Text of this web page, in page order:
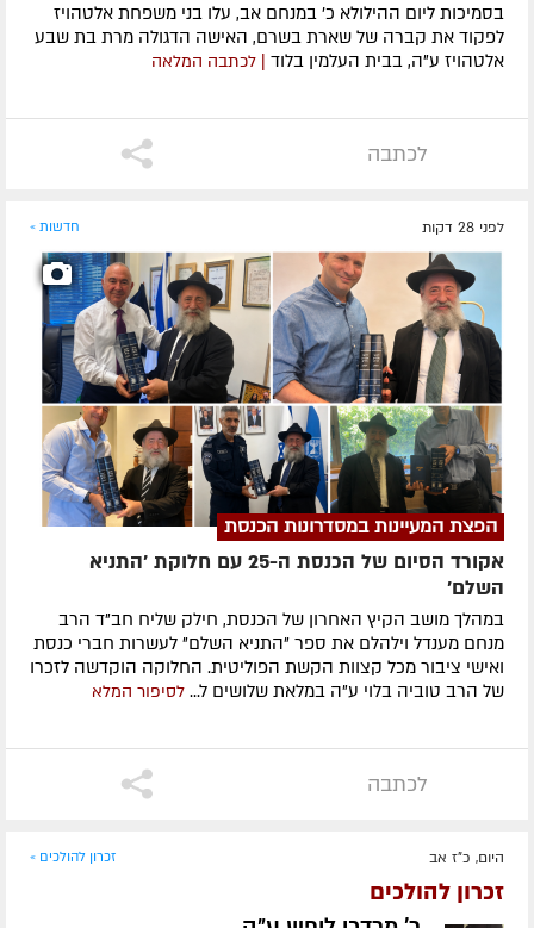
בסמיכות ליום ההילולא כ׳ במנחם אב, עלו בני משפחת אלטהויז
לפקוד את קברה של שארת בשרם, האישה הדגולה מרת בת שבע
אלטהויז ע"ה, בבית העלמין בלוד
| לכתבה המלאה
לכתבה
לפני 28 דקות חדשות »
הפצת המעיינות במסדרונות הכנסת
אקורד הסיום של הכנסת ה-25 עם חלוקת 'התניא
השלם'
במהלך מושב הקיץ האחרון של הכנסת, חילק שליח חב"ד הרב
מנחם מענדל וילהלם את ספר "התניא השלם" לעשרות חברי כנסת
ואישי ציבור מכל קצוות הקשת הפוליטית. החלוקה הוקדשה לזכרו
של הרב טוביה בלוי ע"ה במלאת שלושים ל... לסיפור המלא
לכתבה
היום, כ"ז אב זכרון להולכים »
זכרון להולכים